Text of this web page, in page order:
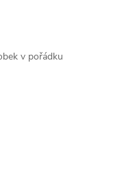
v pořádku